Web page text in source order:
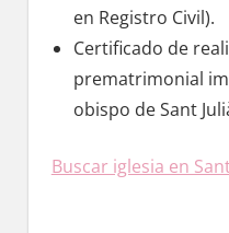
en Registro Civil).
Certificado dе
prematrimonial
obispo dе Sant
Buscar iglesia en